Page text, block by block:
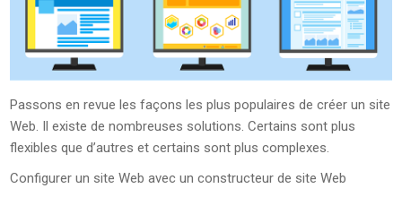
Passons en revue les façons les plus populaires de créer un site
Web. Il existe de nombreuses solutions. Certains sont plus
flexibles que d’autres et certains sont plus complexes.
Configurer un site Web avec un constructeur de site Web